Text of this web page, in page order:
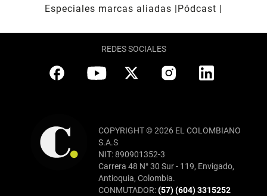
Especiales marcas aliadas
Pódcast
REDES SOCIALES
COPYRIGHT © 2026 EL COLOMBIANO
S.A.S
NIT: 890901352-3
Carrera 48 N° 30 Sur - 119, Envigado,
Antioquia, Colombia.
CONMUTADOR:(57) (604) 3315252